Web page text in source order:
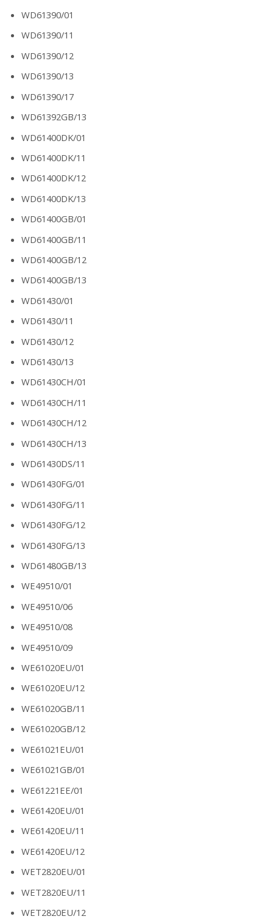
WD61390/01
WD61390/11
WD61390/12
WD61390/13
WD61390/17
WD61392GB/13
WD61400DK/01
WD61400DK/11
WD61400DK/12
WD61400DK/13
WD61400GB/01
WD61400GB/11
WD61400GB/12
WD61400GB/13
WD61430/01
WD61430/11
WD61430/12
WD61430/13
WD61430CH/01
WD61430CH/11
WD61430CH/12
WD61430CH/13
WD61430DS/11
WD61430FG/01
WD61430FG/11
WD61430FG/12
WD61430FG/13
WD61480GB/13
WE49510/01
WE49510/06
WE49510/08
WE49510/09
WE61020EU/01
WE61020EU/12
WE61020GB/11
WE61020GB/12
WE61021EU/01
WE61021GB/01
WE61221EE/01
WE61420EU/01
WE61420EU/11
WE61420EU/12
WET2820EU/01
WET2820EU/11
WET2820EU/12